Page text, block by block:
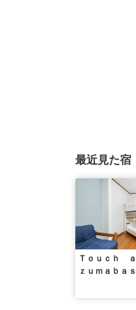
最近見た宿
Ｔｏｕｃｈ
ｚｕｍａｂａ